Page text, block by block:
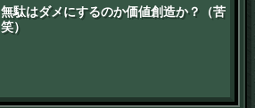
無駄はダメにするのか価値創造か？（苦
笑）